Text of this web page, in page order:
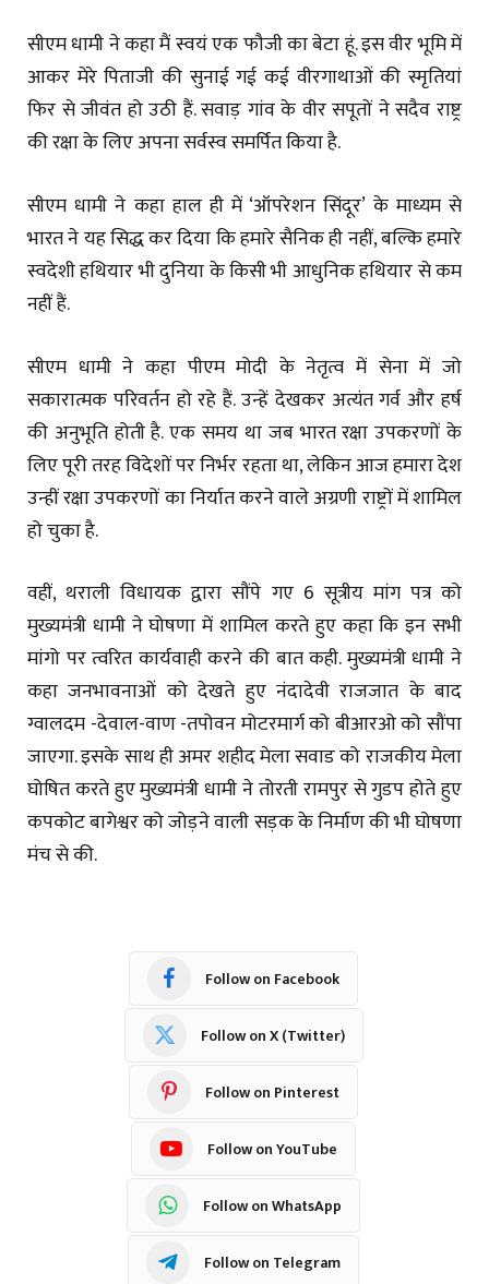
सीएम धामी ने कहा मैं स्वयं एक फौजी का बेटा हूं. इस वीर भूमि में
आकर मेरे पिताजी की सुनाई गई कई वीरगाथाओं की स्मृतियां
फिर से जीवंत हो उठी हैं. सवाड़ गांव के वीर सपूतों ने सदैव राष्ट्र
की रक्षा के लिए अपना सर्वस्व समर्पित किया है.
सीएम धामी ने कहा हाल ही में ‘ऑपरेशन सिंदूर’ के माध्यम से
भारत ने यह सिद्ध कर दिया कि हमारे सैनिक ही नहीं, बल्कि हमारे
स्वदेशी हथियार भी दुनिया के किसी भी आधुनिक हथियार से कम
नहीं हैं.
सीएम धामी ने कहा पीएम मोदी के नेतृत्व में सेना में जो
सकारात्मक परिवर्तन हो रहे हैं. उन्हें देखकर अत्यंत गर्व और हर्ष
की अनुभूति होती है. एक समय था जब भारत रक्षा उपकरणों के
लिए पूरी तरह विदेशों पर निर्भर रहता था, लेकिन आज हमारा देश
उन्हीं रक्षा उपकरणों का निर्यात करने वाले अग्रणी राष्ट्रों में शामिल
हो चुका है.
वहीं, थराली विधायक द्वारा सौंपे गए 6 सूत्रीय मांग पत्र को
मुख्यमंत्री धामी ने घोषणा में शामिल करते हुए कहा कि इन सभी
मांगो पर त्वरित कार्यवाही करने की बात कही. मुख्यमंत्री धामी ने
कहा जनभावनाओं को देखते हुए नंदादेवी राजजात के बाद
ग्वालदम -देवाल-वाण -तपोवन मोटरमार्ग को बीआरओ को सौंपा
जाएगा. इसके साथ ही अमर शहीद मेला सवाड को राजकीय मेला
घोषित करते हुए मुख्यमंत्री धामी ने तोरती रामपुर से गुडप होते हुए
कपकोट बागेश्वर को जोड़ने वाली सड़क के निर्माण की भी घोषणा
मंच से की.
Follow on Facebook
Follow on X (Twitter)
Follow on Pinterest
Follow on YouTube
Follow on WhatsApp
Follow on Telegram